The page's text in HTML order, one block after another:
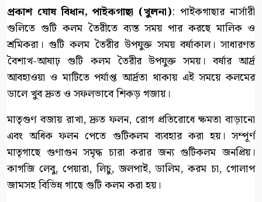
প্রকাশ ঘোষ বিধান, পাইকগাছা (খুলনা): পাইকগাছার নার্সারী
গুলিতে গুটি কলম তৈরীতে ব্যস্ত সময় পার করছে মালিক ও
শ্রমিকরা। গুটি কলম তৈরীর উপযুক্ত সময় বর্ষাকাল। সাধারণত
বৈশাখ-আষাঢ় গুটি কলম তৈরীর উপযুক্ত সময়। বর্ষার আর্দ্র
আবহাওয়া ও মাটিতে পর্যাপ্ত আর্দ্রতা থাকায় এই সময়ে কলমের
ডালে খুব দ্রুত ও সফলভাবে শিকড় গজায়।
মাতৃগুণ বজায় রাখা, দ্রুত ফলন, রোগ প্রতিরোধে ক্ষমতা বাড়ানো
এবং অধিক ফলন পেতে গুটিকলম ব্যবহার করা হয়। সম্পূর্ণ
মাতৃগাছে গুণাগুন সমৃদ্ধ চারা করার জন্য গুটিকলম জনপ্রিয়।
কাগজি লেবু, পেয়ারা, লিচু, জলপাই, ডালিম, করম চা, গোলাপ
জামসহ বিভিন্ন গাছে গুটি কলম করা হয়।